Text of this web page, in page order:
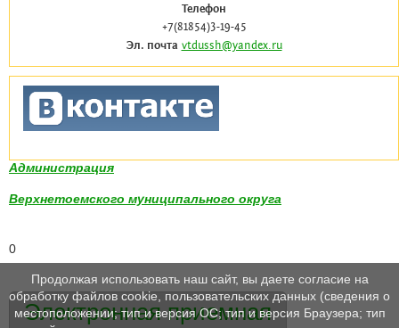
Телефон
+7(81854)3-19-45
Эл. почта vtdussh@yandex.ru
Администрация
Верхнетоемского муниципального округа
0
Электронная приемная
Продолжая использовать наш сайт, вы даете согласие на
обработку файлов cookie, пользовательских данных (сведения о
местоположении; тип и версия ОС; тип и версия Браузера; тип